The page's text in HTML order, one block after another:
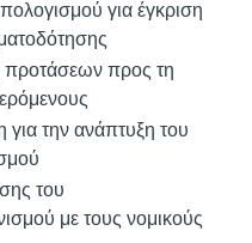
για έγκριση
προτάσεων προς τη
για την ανάπτυξη του
του
με τους νομικούς